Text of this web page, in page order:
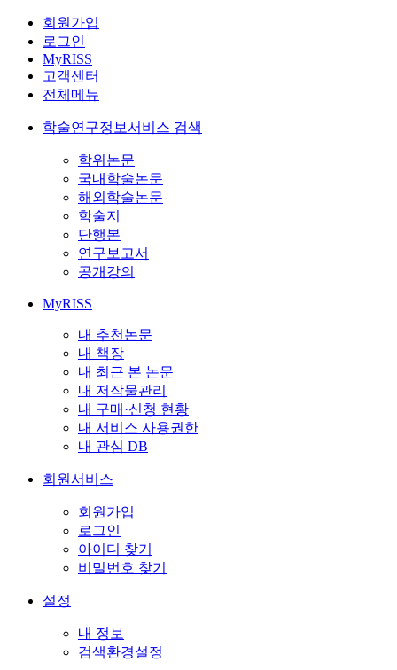
회원가입
로그인
MyRISS
고객센터
전체메뉴
학술연구정보서비스 검색
학위논문
국내학술논문
해외학술논문
학술지
단행본
연구보고서
공개강의
MyRISS
내 추천논문
내 책장
내 최근 본 논문
내 저작물관리
내 구매·신청 현황
내 서비스 사용권한
내 관심 DB
회원서비스
회원가입
로그인
아이디 찾기
비밀번호 찾기
설정
내 정보
검색환경설정